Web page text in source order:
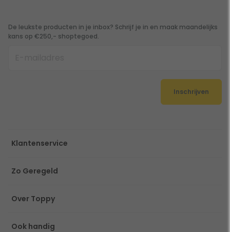
De leukste producten in je inbox? Schrijf je in en maak maandelijks
kans op €250,- shoptegoed.
Inschrijven
Klantenservice
Zo Geregeld
Over Toppy
Ook handig